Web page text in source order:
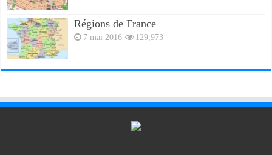
Régions de France
7 mai 2016 129,973